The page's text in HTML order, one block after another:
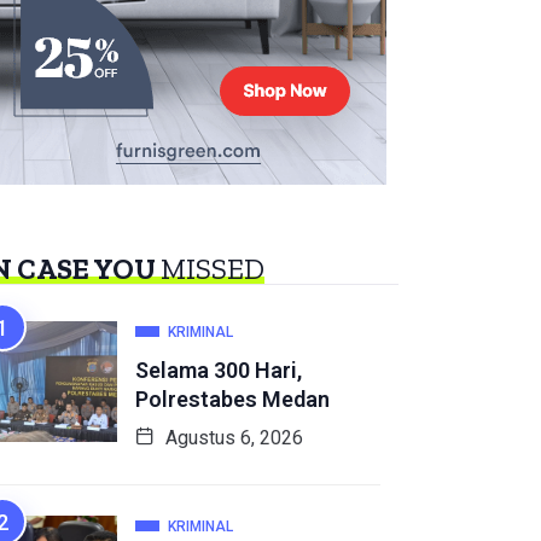
CASE YOUMISSED
KRIMINAL
Selama 300 Hari,
Polrestabes Medan
Agustus 6, 2026
KRIMINAL